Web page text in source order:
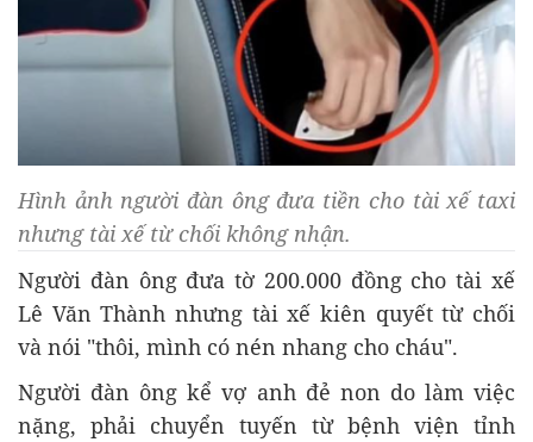
Hình ảnh người đàn ông đưa tiền cho tài xế taxi
nhưng tài xế từ chối không nhận.
Người đàn ông đưa tờ 200.000 đồng cho tài xế
Lê Văn Thành nhưng tài xế kiên quyết từ chối
và nói "thôi, mình có nén nhang cho cháu".
Người đàn ông kể vợ anh đẻ non do làm việc
nặng, phải chuyển tuyến từ bệnh viện tỉnh